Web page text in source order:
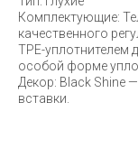
Комплектующие:
качественного
TPE-уплотнителем
особой форме
Декор: Black Shine
вставки.